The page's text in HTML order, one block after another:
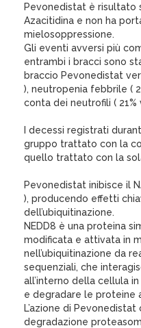
Pevonedistat è risultato
Azacitidina e non ha
mielosoppressione.
Gli eventi avversi più
entrambi i bracci sono
braccio Pevonedistat
), neutropenia febbrile (
conta dei neutrofili ( 21%
I decessi registrati
gruppo trattato con la
quello trattato con la
Pevonedistat inibisce il
), producendo effetti
dell’ubiquitinazione.
NEDD8 è una proteina
modificata e attivata in
nell’ubiquitinazione da
sequenziali, che
all’interno della cellula
e degradare le proteine
L’azione di
degradazione